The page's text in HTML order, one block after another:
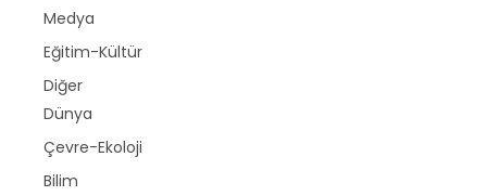
Medya
Eğitim-Kültür
Diğer
Dünya
Çevre-Ekoloji
Bilim